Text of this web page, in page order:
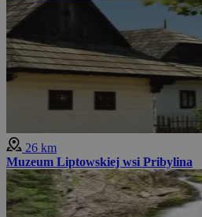
26 km
Muzeum Liptowskiej wsi Pribylina